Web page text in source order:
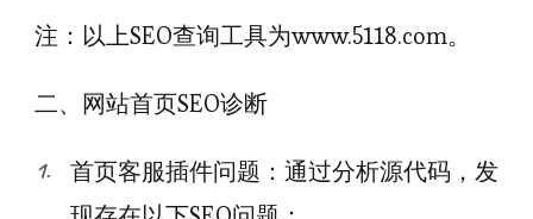
注：以上SEO查询工具为www.5118.com。
二、网站首页SEO诊断
首页客服插件问题：通过分析源代码，发